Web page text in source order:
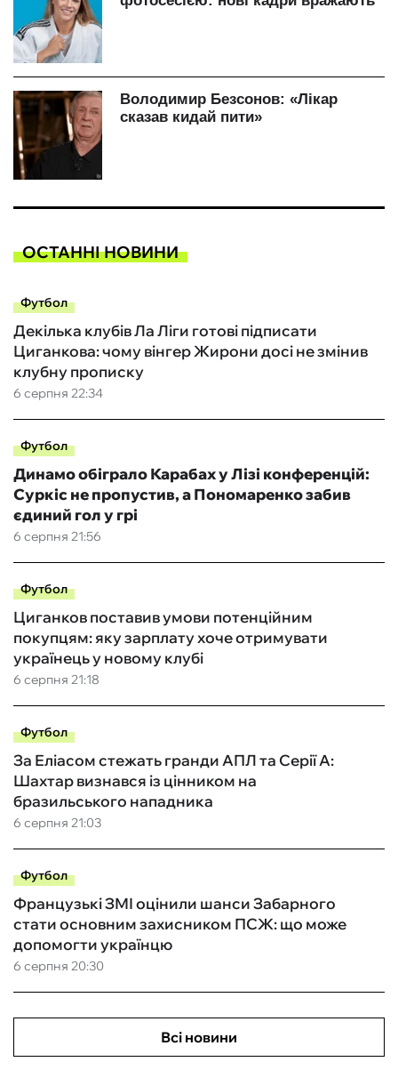
ОСТАННІ НОВИНИ
Футбол
6 серпня 22:34
Декілька клубів Ла Ліги готові підписати
Циганкова: чому вінгер Жирони досі не змінив
клубну прописку
Футбол
6 серпня 21:56
Динамо обіграло Карабах у Лізі конференцій:
Суркіс не пропустив, а Пономаренко забив
єдиний гол у грі
Футбол
6 серпня 21:18
Циганков поставив умови потенційним
покупцям: яку зарплату хоче отримувати
українець у новому клубі
Футбол
6 серпня 21:03
За Еліасом стежать гранди АПЛ та Серії А:
Шахтар визнався із цінником на
бразильського нападника
Футбол
6 серпня 20:30
Французькі ЗМІ оцінили шанси Забарного
стати основним захисником ПСЖ: що може
допомогти українцю
Всі новини